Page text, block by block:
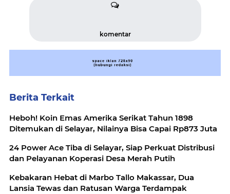
komentar
Berita Terkait
Heboh! Koin Emas Amerika Serikat Tahun 1898
Ditemukan di Selayar, Nilainya Bisa Capai Rp873 Juta
24 Power Ace Tiba di Selayar, Siap Perkuat Distribusi
dan Pelayanan Koperasi Desa Merah Putih
Kebakaran Hebat di Marbo Tallo Makassar, Dua
Lansia Tewas dan Ratusan Warga Terdampak